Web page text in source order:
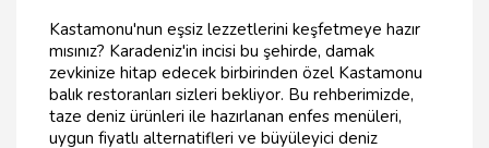
Kastamonu'nun eşsiz lezzetlerini keşfetmeye hazır
mısınız? Karadeniz'in incisi bu şehirde, damak
zevkinize hitap edecek birbirinden özel Kastamonu
balık restoranları sizleri bekliyor. Bu rehberimizde,
taze deniz ürünleri ile hazırlanan enfes menüleri,
uygun fiyatlı alternatifleri ve büyüleyici deniz